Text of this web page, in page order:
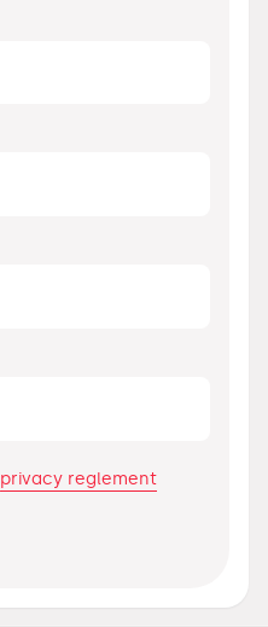
privacy reglement